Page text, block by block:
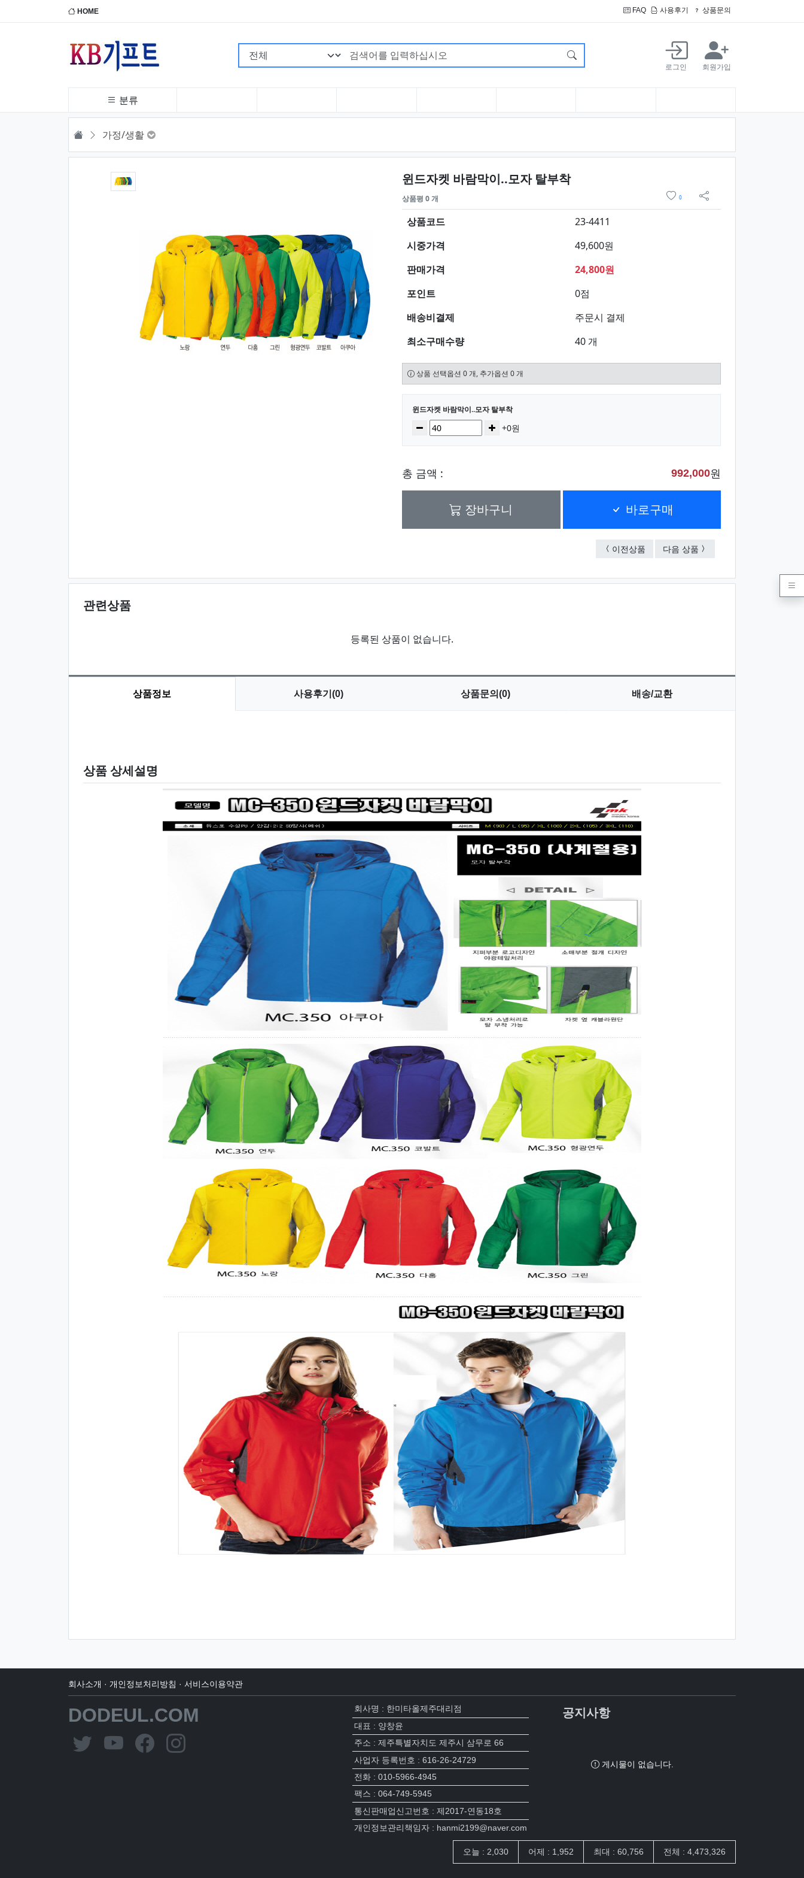
HOME FAQ 사용후기 상품문의
검색어 필수
로그인 회원가입
분류
HOME 가정/생활
윈드자켓 바람막이..모자 탈부착요약정보 및 구매
상품평 0 개 0
sns 공유
상품코드
23-4411
시중가격
49,600원
판매가격
24,800원
포인트
0점
배송비결제
주문시 결제
최소구매수량
40 개
상품 선택옵션 0 개, 추가옵션 0 개
선택된 옵션
윈드자켓 바람막이..모자 탈부착
수량감소 증가+0원
총 금액 : 992,000원
장바구니 바로구매
이전상품 윈드자켓 바람막이
다음 상품 OUTDOOR JACKET
관련상품
등록된 상품이 없습니다.
상품정보 사용후기(0) 상품문의(0) 배송/교환
상품 상세설명
회사소개 · 개인정보처리방침 · 서비스이용약관
DODEUL.COM
회사명 : 한미타올제주대리점
대표 : 양창윤
주소 : 제주특별자치도 제주시 삼무로 66
사업자 등록번호 : 616-26-24729
전화 : 010-5966-4945
팩스 : 064-749-5945
통신판매업신고번호 : 제2017-연동18호
개인정보관리책임자 : hanmi2199@naver.com
공지사항
게시물이 없습니다.
오늘 : 2,030 어제 : 1,952 최대 : 60,756 전체 : 4,473,326